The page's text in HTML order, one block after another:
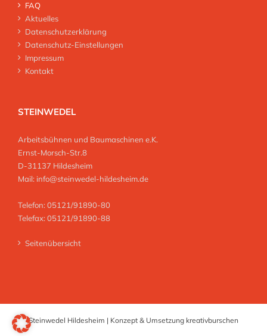
FAQ
Aktuelles
Datenschutzerklärung
Datenschutz-Einstellungen
Impressum
Kontakt
STEINWEDEL
Arbeitsbühnen und Baumaschinen e.K.
Ernst-Morsch-Str.8
D-31137 Hildesheim
Mail: info@steinwedel-hildesheim.de
Telefon: 05121/91890-80
Telefax: 05121/91890-88
Seitenübersicht
Steinwedel Hildesheim | Konzept & Umsetzung kreativburschen